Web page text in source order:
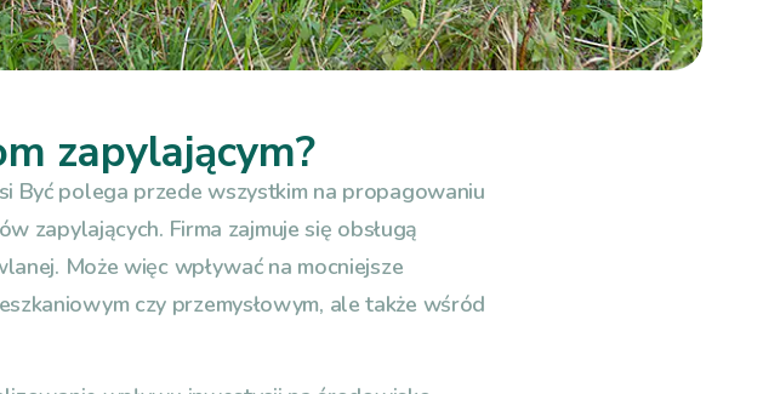
zapylającym?
Być polega przede wszystkim na propagowaniu
zapylających. Firma zajmuje się obsługą
Może więc wpływać na mocniejsze
czy przemysłowym, ale także wśród